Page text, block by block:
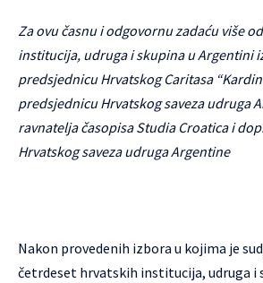
Za ovu časnu i odgovornu zadaću više
institucija, udruga i skupina u Argentini
predsjednicu Hrvatskog Caritasa
predsjednicu Hrvatskog saveza udruga
ravnatelja časopisa Studia Croatica i
Hrvatskog saveza udruga Argentine
Nakon provedenih izbora u kojima je
četrdeset hrvatskih institucija, udruga i